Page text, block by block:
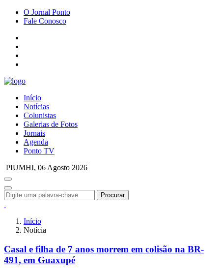
O Jornal Ponto
Fale Conosco
Início
Notícias
Colunistas
Galerias de Fotos
Jornais
Agenda
Ponto TV
PIUMHI, 06 Agosto 2026
Procurar
Início
Notícia
Casal e filha de 7 anos morrem em colisão na BR-
491, em Guaxupé